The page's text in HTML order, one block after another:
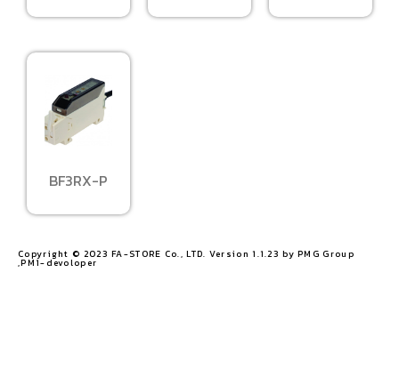
BF3RX-P
Copyright © 2023 FA-STORE Co., LTD. Version 1.1.23 by PMG Group
,PM1-devoloper​